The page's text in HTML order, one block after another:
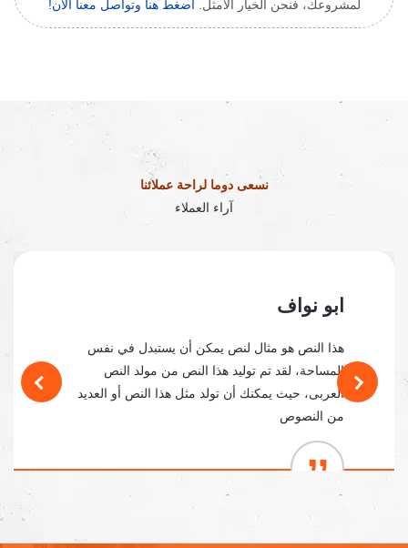
لمشروعك، فنحن الخيار الأمثل. اضغط هنا وتواصل معنا الآن!
نسعى دوما لراحة عملائنا
آراء العملاء
ابو نواف
هذا النص هو مثال لنص يمكن أن يستبدل في نفس
المساحة، لقد تم توليد هذا النص من مولد النص
العربى، حيث يمكنك أن تولد مثل هذا النص أو العديد
من النصوص